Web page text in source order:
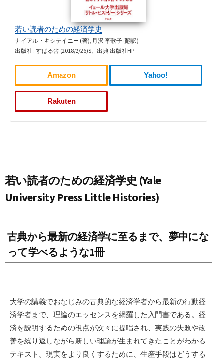
若い読者のための経済学史
ナイアル・キシテイニー (著), 月沢 李歌子 (翻訳)
出版社 : すばる舎 (2018/2/26)S、出典:出版社HP
Amazon Yahoo!
Rakuten
若い読者のための経済学史 (Yale
University Press Little Histories)
古典から最新の経済学に至るまで、夢中にな
って学べるような1冊
大学の講義でおなじみの古典的な経済学者から最新の行動経
済学者まで、理論のエッセンスを網羅した入門書である。経
済を説明するための視点が次々に提唱され、実践の失敗や改
善を繰り返しながら新しい理論が生まれてきたことがわかる
テキスト。現実をより良くするために、生産手段はどうする